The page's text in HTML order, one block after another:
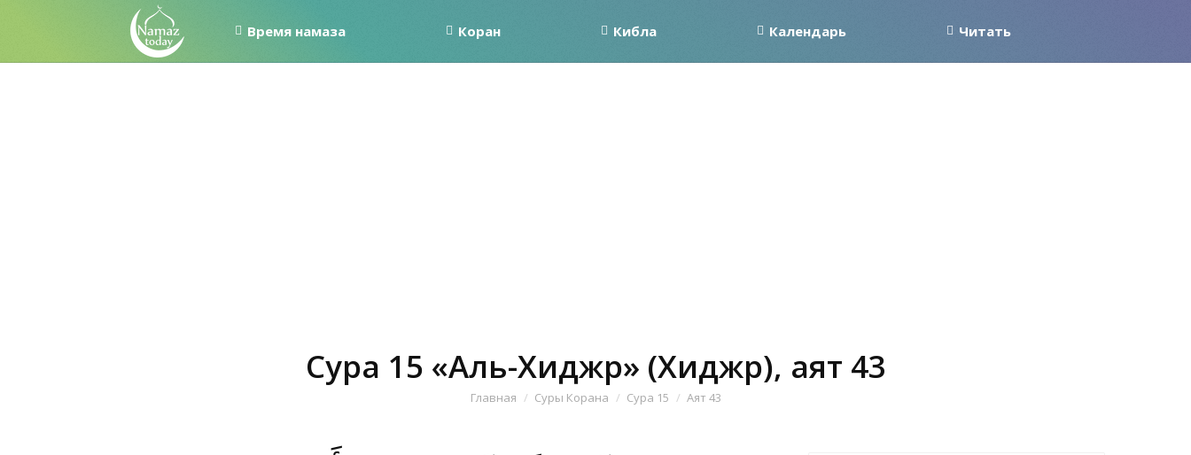
Время намаза Коран Кибла Календарь Читать
Сура 15 «Аль-Хиджр» (Хиджр), аят 43
Вы здесь:
Главная Суры Корана Сура 15 Аят 43